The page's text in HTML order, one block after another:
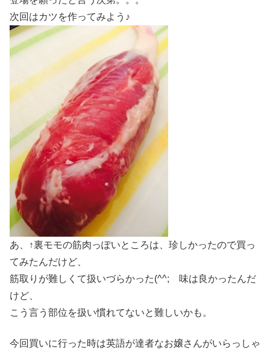
次回はカツを作ってみよう♪
あ、↑裏モモの筋肉っぽいところは、珍しかったので買っ
てみたんだけど、
筋取りが難しくて扱いづらかった(^^; 味は良かったんだ
けど、
こう言う部位を扱い慣れてないと難しいかも。
今回買いに行った時は英語が達者なお嬢さんがいらっしゃ